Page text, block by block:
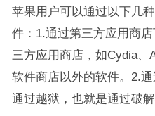
苹果用户可以通过以下几
件：1.通过第三方应用商
三方应用商店，如Cydia、
软件商店以外的软件。2.
通过越狱，也就是通过破解